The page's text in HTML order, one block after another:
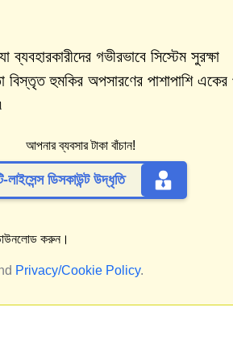
গভীরভাবে সিস্টেম সুরক্ষা
হুমকির অপসারণের পাশাপাশি একের
আপনার ব্যবসার টাকা বাঁচান!
লাইসেন্স ডিসকাউন্ট উদ্ধৃতি
করুন।
Privacy/Cookie Policy.